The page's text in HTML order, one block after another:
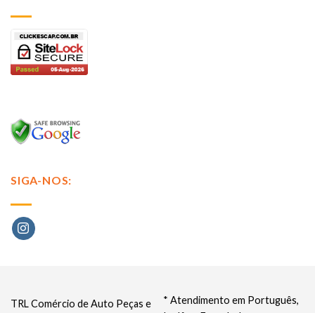
SIGA-NOS:
* Atendimento em Português,
TRL Comércio de Auto Peças e